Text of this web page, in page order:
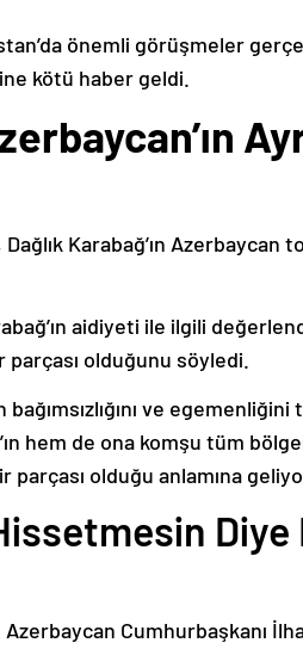
önemli görüşmeler
kötü haber geldi.
Dağlık Karabağ’ın Azerbaycan
aidiyeti ile ilgili
parçası olduğunu söyledi.
bağımsızlığını ve
hem de ona komşu tüm
parçası olduğu anlamına
Diye
Cumhurbaşkanı